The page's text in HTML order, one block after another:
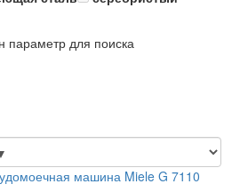
параметр для поиска